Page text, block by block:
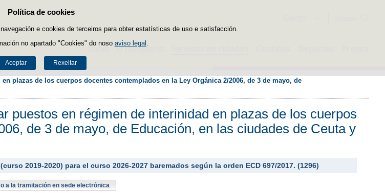
Política de cookies
e cookies de terceiros para obter estatísticas de uso e satisfacción.
no apartado "Cookies" do noso aviso legal
Aceptar Rexeitar
Saltar ao contido
Inicio O ministerio
plazas de los cuerpos docentes contemplados en la Ley Orgánica 2/2006, de 3 de mayo, de
puestos en régimen de interinidad en plazas de los cuerpos
de 3 de mayo, de Educación, en las ciudades de Ceuta y
2019-2020) para el curso 2026-2027 baremados según la orden ECD 697/2017. (1296)
a la tramitación en sede electrónica